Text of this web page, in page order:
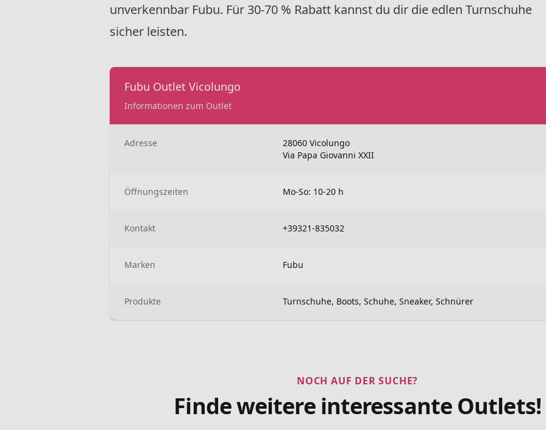
unverkennbar Fubu. Für 30-70 % Rabatt kannst du dir die edlen Turnschuhe
sicher leisten.
Fubu Outlet Vicolungo
Informationen zum Outlet
Adresse
28060 Vicolungo
Via Papa Giovanni XXII
Öffnungszeiten Mo-So: 10-20 h
Kontakt +39321-835032
Marken Fubu
Produkte Turnschuhe, Boots, Schuhe, Sneaker, Schnürer
NOCH AUF DER SUCHE?
Finde weitere interessante Outlets!